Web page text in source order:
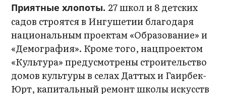
Приятные хлопоты. 27 школ и 8 детских
садов строятся в Ингушетии благодаря
национальным проектам «Образование» и
«Демография». Кроме того, нацпроектом
«Культура» предусмотрены строительство
домов культуры в селах Даттых и Гаирбек-
Юрт, капитальный ремонт школы искусств